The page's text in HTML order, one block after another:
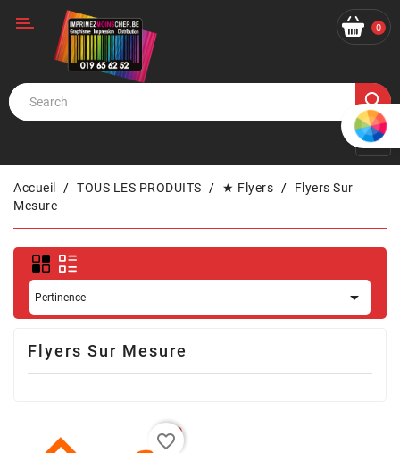
Catégorie
0
Accueil TOUS LES PRODUITS ★ Flyers
Flyers Sur
Mesure
Pertinence 
Flyers Sur Mesure
favorite_border